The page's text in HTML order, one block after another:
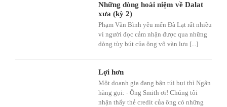
Những dòng hoài niệm về Dalat
xưa (kỳ 2)
Phạm Văn Bình yêu mến Đà Lạt rất nhiều
vì người đọc cảm nhận được qua những
dòng tùy bút của ông vô vàn lưu [...]
Lợi hơn
Một doanh gia đang bận túi bụi thì Ngân
hàng gọi: - Ông Smith ơi! Chúng tôi
nhận thấy thẻ credit của ông có những